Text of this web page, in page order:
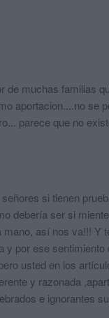
de muchas familias
aportacion....no se
parece que no
si tienen
debería ser si
así nos va!!! Y
por ese sentimiento
usted en los
y razonada
e ignorantes